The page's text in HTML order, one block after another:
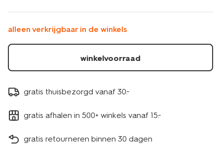
spf15-
warm-
neutral-
alleen verkrijgbaar in de winkels
winkelvoorraad
gratis thuisbezorgd vanaf 30.-
gratis afhalen in 500+ winkels vanaf 15.-
gratis retourneren binnen 30 dagen